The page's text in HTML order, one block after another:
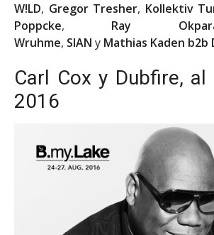
W!LD, Gregor Tresher, Kollektiv
Poppcke, Ray
Wruhme, SIAN y Mathias Kaden b2b
Carl Cox y Dubfire,
2016